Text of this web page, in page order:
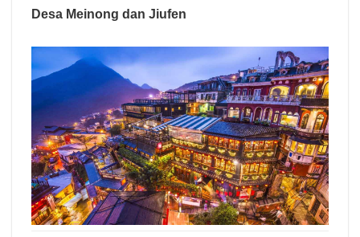
kios pemenang Michelin!
Desa Meinong dan Jiufen